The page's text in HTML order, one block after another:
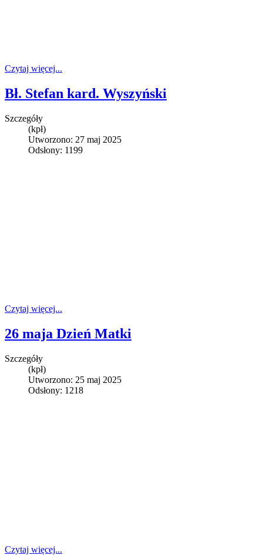
Czytaj więcej...
Bł. Stefan kard. Wyszyński
Szczegóły
(kpł)
Utworzono: 27 maj 2025
Odsłony: 1199
Czytaj więcej...
26 maja Dzień Matki
Szczegóły
(kpł)
Utworzono: 25 maj 2025
Odsłony: 1218
Czytaj więcej...